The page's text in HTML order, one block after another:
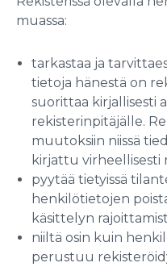
muassa:
tarkastaa ja
tietoja hänestä on
suorittaa kirjallisesti
rekisterinpitäjälle.
muutoksiin niissä
kirjattu virheellisesti
pyytää tietyissä
henkilötietojen
käsittelyn
niiltä osin kuin
perustuu